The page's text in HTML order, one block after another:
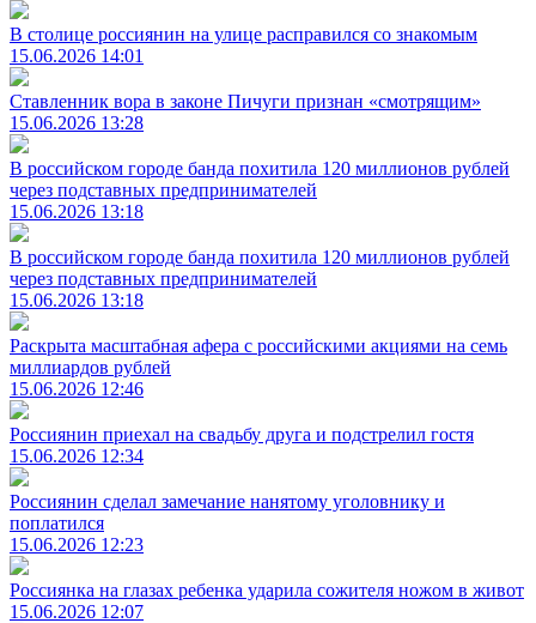
В столице россиянин на улице расправился со знакомым
15.06.2026 14:01
Ставленник вора в законе Пичуги признан «смотрящим»
15.06.2026 13:28
В российском городе банда похитила 120 миллионов рублей
через подставных предпринимателей
15.06.2026 13:18
В российском городе банда похитила 120 миллионов рублей
через подставных предпринимателей
15.06.2026 13:18
Раскрыта масштабная афера с российскими акциями на семь
миллиардов рублей
15.06.2026 12:46
Россиянин приехал на свадьбу друга и подстрелил гостя
15.06.2026 12:34
Россиянин сделал замечание нанятому уголовнику и
поплатился
15.06.2026 12:23
Россиянка на глазах ребенка ударила сожителя ножом в живот
15.06.2026 12:07